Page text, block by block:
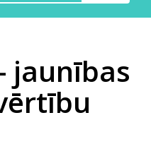
jaunības